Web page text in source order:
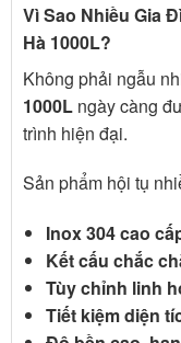
Vì Sao Nhiều Gia
Hà 1000L?
Không phải ngẫu
1000L ngày càng
trình hiện đại.
Sản phẩm hội tụ
Inox 304 cao
Kết cấu chắc
Tùy chỉnh linh
Tiết kiệm diện